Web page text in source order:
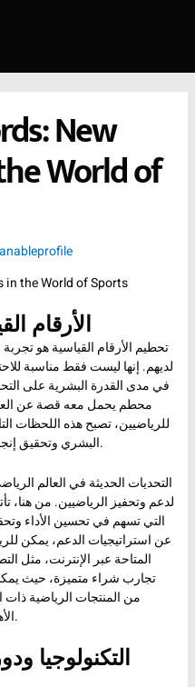
New
World of
in the World of Sports
الأرقام
تحطيم الأرقام القياسية هو
لديهم. إنها ليست فقط مناسبة
في مدى القدرة البشرية على
محطم يحمل معه قصة عن العمل
للرياضيين، تصبح هذه اللحظات
البشري وتحقيق إنجازات جديدة قد تكون على حدود الخيال.
التحديات الحديثة في العالم
لدعم وتحفيز الرياضيين. من هنا،
التي تسهم في تحسين الأداء
عن استراتيجيات الدعم، يمكن
المتاحة عبر الإنترنت، مثل
تجارب شراء متميزة، حيث
من المنتجات الرياضية ذات
الأهداف المنشودة في رياضاتهم المختلفة.
التكنولوجيا